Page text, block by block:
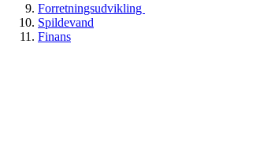
Forretningsudvikling
Spildevand
Finans